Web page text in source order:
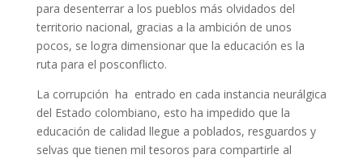
para desenterrar a los pueblos más olvidados del
territorio nacional, gracias a la ambición de unos
pocos, se logra dimensionar que la educación es la
ruta para el posconflicto.
La corrupción ha entrado en cada instancia neurálgica
del Estado colombiano, esto ha impedido que la
educación de calidad llegue a poblados, resguardos y
selvas que tienen mil tesoros para compartirle al